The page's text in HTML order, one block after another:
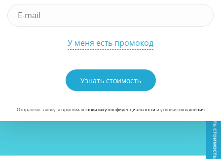
У меня есть промокод
Узнать стоимость
Отправляя заявку, я принимаюполитику конфиденциальности и условиясоглашения Узнать стоимость